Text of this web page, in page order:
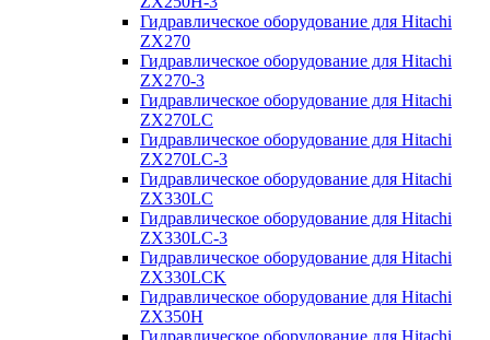
Гидравлическое оборудование для Hitachi
ZX270
Гидравлическое оборудование для Hitachi
ZX270-3
Гидравлическое оборудование для Hitachi
ZX270LC
Гидравлическое оборудование для Hitachi
ZX270LC-3
Гидравлическое оборудование для Hitachi
ZX330LC
Гидравлическое оборудование для Hitachi
ZX330LC-3
Гидравлическое оборудование для Hitachi
ZX330LCK
Гидравлическое оборудование для Hitachi
ZX350H
Гидравлическое оборудование для Hitachi